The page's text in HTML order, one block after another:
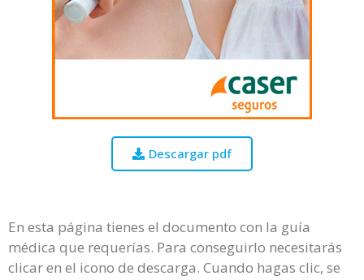
Descargar pdf
En esta página tienes el documento con la guía
médica que requerías. Para conseguirlo necesitarás
clicar en el icono de descarga. Cuando hagas clic, se